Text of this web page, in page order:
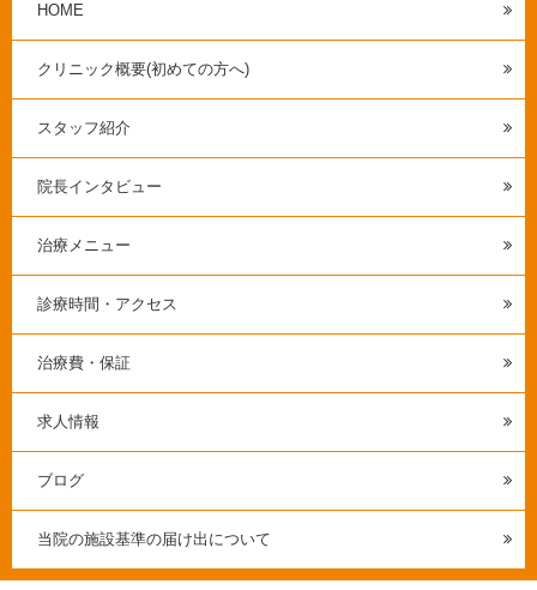
HOME
クリニック概要(初めての方へ)
スタッフ紹介
院長インタビュー
治療メニュー
診療時間・アクセス
治療費・保証
求人情報
ブログ
当院の施設基準の届け出について